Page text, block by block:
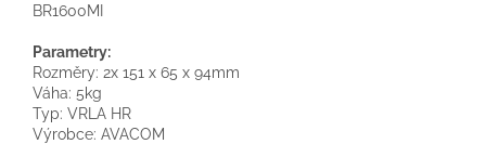
BR1600MI
Parametry:
Rozměry: 2x 151 x 65 x 94mm
Váha: 5kg
Typ: VRLA HR
Výrobce: AVACOM